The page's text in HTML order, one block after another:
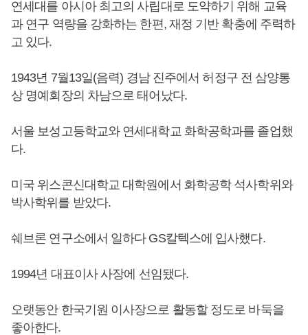
연세대를 아시아 최고의 사립대로 도약하기 위해 교육
과 연구 역량을 강화하는 한편, 재정 기반 확충에 주력하
고 있다.
1943년 7월13일(음력) 경남 진주에서 허정구 전 삼양통
상 명예회장의 차남으로 태어났다.
서울 보성고등학교와 연세대학교 화학공학과를 졸업했
다.
미국 위스콘신대학교 대학원에서 화학공학 석사학위와
박사학위를 받았다.
쉐브론 연구소에서 일하다 GS칼텍스에 입사했다.
1994년 대표이사 사장에 선임됐다.
오랫동안 한국기원 이사장으로 활동할 정도로 바둑을
좋아한다.